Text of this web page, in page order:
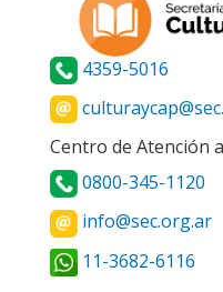
4359-5016
Centro de Atención
0800-345-1120
info@sec.org.ar
11-3682-6116